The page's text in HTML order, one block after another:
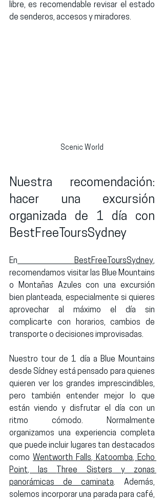
libre, es recomendable revisar el estado
de senderos, accesos y miradores.
Scenic World
Nuestra recomendación:
hacer una excursión
organizada de 1 día con
BestFreeToursSydney
En BestFreeToursSydney,
recomendamos visitar las Blue Mountains
o Montañas Azules con una excursión
bien planteada, especialmente si quieres
aprovechar al máximo el día sin
complicarte con horarios, cambios de
transporte o decisiones improvisadas.
Nuestro tour de 1 día a Blue Mountains
desde Sídney está pensado para quienes
quieren ver los grandes imprescindibles,
pero también entender mejor lo que
están viendo y disfrutar el día con un
ritmo cómodo. Normalmente
organizamos una experiencia completa
que puede incluir lugares tan destacados
como Wentworth Falls, Katoomba, Echo
Point, las Three Sisters y zonas
panorámicas de caminata. Además,
solemos incorporar una parada para café,